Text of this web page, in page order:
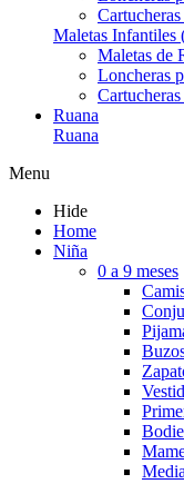
Maletas Infantiles
Maletas de
Loncheras
Ruana
Ruana
Menu
Hide
Home
Niña
0 a 9 meses